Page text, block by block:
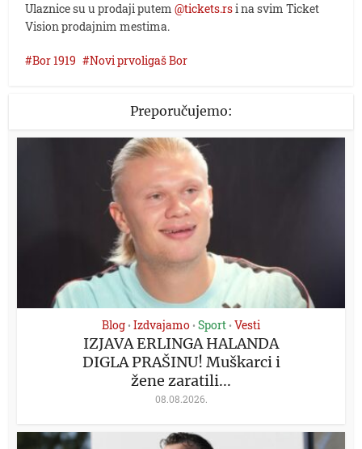
Ulaznice su u prodaji putem@tickets.rsi na svim Ticket
Vision prodajnim mestima.
Bor 1919 Novi prvoligaš Bor
Preporučujemo:
Blog • Izdvajamo • Sport • Vesti
IZJAVA ERLINGA HALANDA
DIGLA PRAŠINU! Muškarci i
žene zaratili...
08.08.2026.